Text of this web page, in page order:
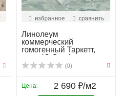
избранное сравнить
Линолеум
коммерческий
гомогенный Таркетт,
колл. iQ Granit...
(0)
Цена: 2 690 ₽/м2